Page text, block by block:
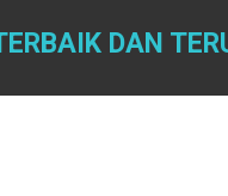
DAN